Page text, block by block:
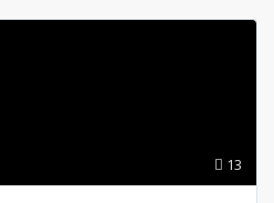
13